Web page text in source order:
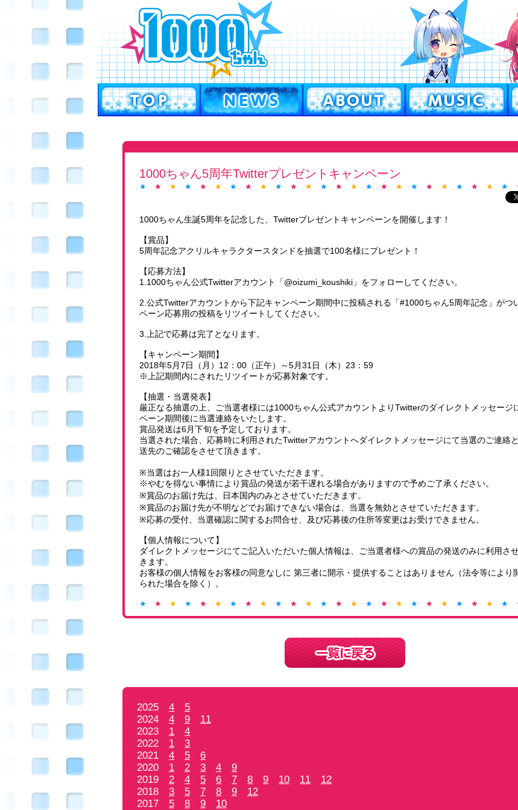
1000ちゃん5周年Twitterプレゼントキャンペーン
★ ★ ★ ★ ★ ★ ★ ★ ★ ★ ★ ★ ★ ★ ★ ★ ★ ★ ★ ★ ★ ★ ★ ★ ★
1000ちゃん生誕5周年を記念した、Twitterプレゼントキャンペーンを開催します！
【賞品】
5周年記念アクリルキャラクタースタンドを抽選で100名様にプレゼント！
【応募方法】
1.1000ちゃん公式Twitterアカウント「@oizumi_koushiki」をフォローしてください。
2.公式Twitterアカウントから下記キャンペーン期間中に投稿される「#1000ちゃん5周年記念」がつ
ペーン応募用の投稿をリツイートしてください。
3.上記で応募は完了となります。
【キャンペーン期間】
2018年5月7日（月）12：00（正午）～5月31日（木）23：59
※上記期間内にされたリツイートが応募対象です。
【抽選・当選発表】
厳正なる抽選の上、ご当選者様には1000ちゃん公式アカウントよりTwitterのダイレクトメッセージ
ペーン期間後に当選連絡をいたします。
賞品発送は6月下旬を予定しております。
当選された場合、応募時に利用されたTwitterアカウントへダイレクトメッセージにて当選のご連絡
送先のご確認をさせて頂きます。
※当選はお一人様1回限りとさせていただきます。
※やむを得ない事情により賞品の発送が若干遅れる場合がありますので予めご了承ください。
※賞品のお届け先は、日本国内のみとさせていただきます。
※賞品のお届け先が不明などでお届けできない場合は、当選を無効とさせていただきます。
※応募の受付、当選確認に関するお問合せ、及び応募後の住所等変更はお受けできません。
【個人情報について】
ダイレクトメッセージにてご記入いただいた個人情報は、ご当選者様への賞品の発送のみに利用さ
きます。
お客様の個人情報をお客様の同意なしに 第三者に開示・提供することはありません（法令等により
られた場合を除く）。
★ ★ ★ ★ ★ ★ ★ ★ ★ ★ ★ ★ ★ ★ ★ ★ ★ ★ ★ ★ ★ ★ ★ ★ ★
2025 4
5
2024 4 9
11
2023 1
4
2022 1
3
2021 4 5
6
2020 1 2 3 4
9
2019 2 4 5 6 7 8 9 10 11
12
2018 3 5 7 8 9
12
2017 5 8 9 10